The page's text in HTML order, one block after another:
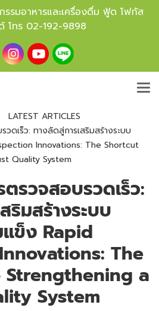
รมอาหารและเครื่องดื่ม ฟู้ด โฟกัส
โทร 02-192-9898
LATEST ARTICLES
ดเร็ว: ทางลัดสู่การเสริมสร้างระบบ
Innovations: The Shortcut
Quality System
รวจสอบรวดเร็ว:
ริมสร้างระบบ
ข็ง Rapid
The
a
System